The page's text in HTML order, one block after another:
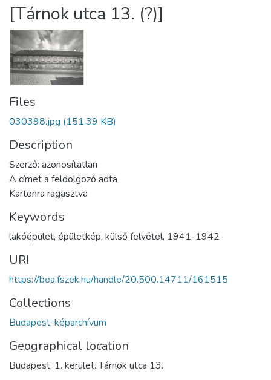
Statistics
About us
[Tárnok utca 13. (?)]
Files
030398.jpg (151.39 KB)
Description
Szerző: azonosítatlan
A címet a feldolgozó adta
Kartonra ragasztva
Keywords
lakóépület, épületkép, külső felvétel, 1941, 1942
URI
https://bea.fszek.hu/handle/20.500.14711/161515
Collections
Budapest-képarchívum
Geographical location
Budapest. 1. kerület. Tárnok utca 13.